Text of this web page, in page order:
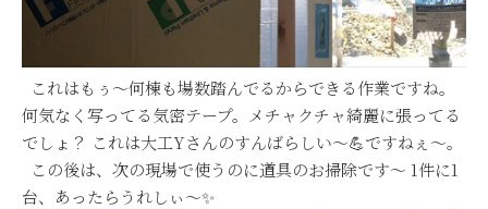
これはもぅ～何棟も場数踏んでるからできる作業ですね。
何気なく写ってる気密テープ。メチャクチャ綺麗に張ってる
でしょ？ これは大工Yさんのすんばらしい～💪ですねぇ～。
この後は、次の現場で使うのに道具のお掃除です～ 1件に1
台、あったらうれしぃ～✨